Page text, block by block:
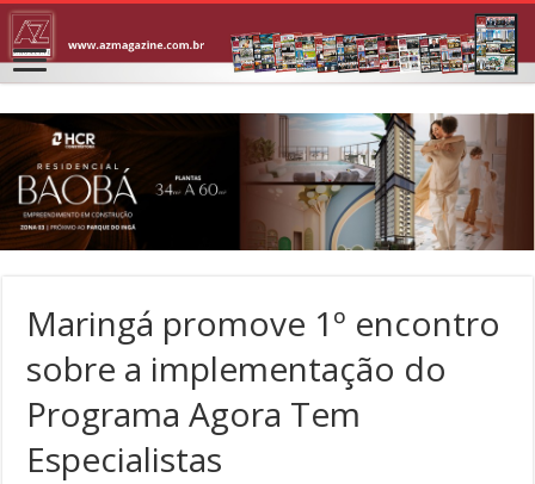
Maringá promove 1º encontro
sobre a implementação do
Programa Agora Tem
Especialistas